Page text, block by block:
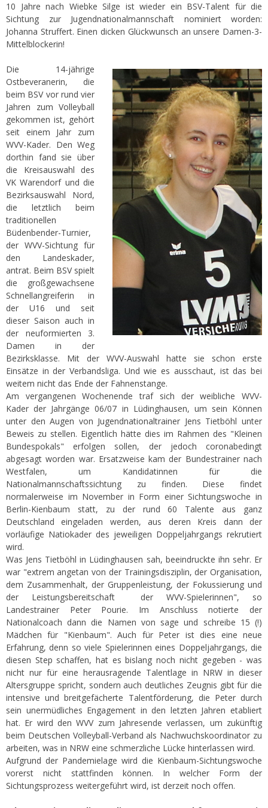
10 Jahre nach Wiebke Silge ist wieder ein BSV-Talent für die
Sichtung zur Jugendnationalmannschaft nominiert worden:
Johanna Struffert. Einen dicken Glückwunsch an unsere Damen-3-
Mittelblockerin!
Die 14-jährige
Ostbeveranerin, die
beim BSV vor rund vier
Jahren zum Volleyball
gekommen ist, gehört
seit einem Jahr zum
WVV-Kader. Den Weg
dorthin fand sie über
die Kreisauswahl des
VK Warendorf und die
Bezirksauswahl Nord,
die letztlich beim
traditionellen
Büdenbender-Turnier,
der WVV-Sichtung für
den Landeskader,
antrat. Beim BSV spielt
die großgewachsene
Schnellangreiferin in
der U16 und seit
dieser Saison auch in
der neuformierten 3.
Damen in der
Bezirksklasse. Mit der WVV-Auswahl hatte sie schon erste
Einsätze in der Verbandsliga. Und wie es ausschaut, ist das bei
weitem nicht das Ende der Fahnenstange.
Am vergangenen Wochenende traf sich der weibliche WVV-
Kader der Jahrgänge 06/07 in Lüdinghausen, um sein Können
unter den Augen von Jugendnationaltrainer Jens Tietböhl unter
Beweis zu stellen. Eigentlich hätte dies im Rahmen des "Kleinen
Bundespokals" erfolgen sollen, der jedoch coronabedingt
abgesagt worden war. Ersatzweise kam der Bundestrainer nach
Westfalen, um Kandidatinnen für die
Nationalmannschaftssichtung zu finden. Diese findet
normalerweise im November in Form einer Sichtungswoche in
Berlin-Kienbaum statt, zu der rund 60 Talente aus ganz
Deutschland eingeladen werden, aus deren Kreis dann der
vorläufige Natiokader des jeweiligen Doppeljahrgangs rekrutiert
wird.
Was Jens Tietböhl in Lüdinghausen sah, beeindruckte ihn sehr. Er
war "extrem angetan von der Trainingsdisziplin, der Organisation,
dem Zusammenhalt, der Gruppenleistung, der Fokussierung und
der Leistungsbereitschaft der WVV-Spielerinnen", so
Landestrainer Peter Pourie. Im Anschluss notierte der
Nationalcoach dann die Namen von sage und schreibe 15 (!)
Mädchen für "Kienbaum". Auch für Peter ist dies eine neue
Erfahrung, denn so viele Spielerinnen eines Doppeljahrgangs, die
diesen Step schaffen, hat es bislang noch nicht gegeben - was
nicht nur für eine herausragende Talentlage in NRW in dieser
Altersgruppe spricht, sondern auch deutliches Zeugnis gibt für die
intensive und breitgefächerte Talentförderung, die Peter durch
sein unermüdliches Engagement in den letzten Jahren etabliert
hat. Er wird den WVV zum Jahresende verlassen, um zukünftig
beim Deutschen Volleyball-Verband als Nachwuchskoordinator zu
arbeiten, was in NRW eine schmerzliche Lücke hinterlassen wird.
Aufgrund der Pandemielage wird die Kienbaum-Sichtungswoche
vorerst nicht stattfinden können. In welcher Form der
Sichtungsprozess weitergeführt wird, ist derzeit noch offen.